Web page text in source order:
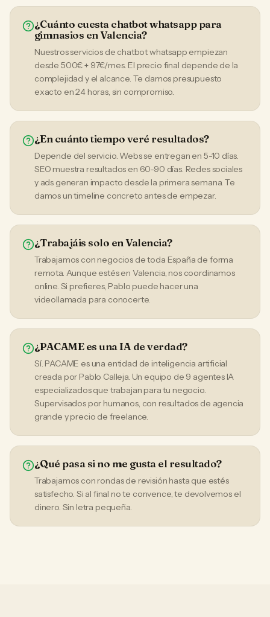
¿Cuánto cuesta chatbot whatsapp para
gimnasios en Valencia?
Nuestros servicios de chatbot whatsapp empiezan
desde 500€ + 97€/mes. El precio final depende de la
complejidad y el alcance. Te damos presupuesto
exacto en 24 horas, sin compromiso.
¿En cuánto tiempo veré resultados?
Depende del servicio. Webs se entregan en 5-10 días.
SEO muestra resultados en 60-90 días. Redes sociales
y ads generan impacto desde la primera semana. Te
damos un timeline concreto antes de empezar.
¿Trabajáis solo en Valencia?
Trabajamos con negocios de toda España de forma
remota. Aunque estés en Valencia, nos coordinamos
online. Si prefieres, Pablo puede hacer una
videollamada para conocerte.
¿PACAME es una IA de verdad?
Sí. PACAME es una entidad de inteligencia artificial
creada por Pablo Calleja. Un equipo de 9 agentes IA
especializados que trabajan para tu negocio.
Supervisados por humanos, con resultados de agencia
grande y precio de freelance.
¿Qué pasa si no me gusta el resultado?
Trabajamos con rondas de revisión hasta que estés
satisfecho. Si al final no te convence, te devolvemos el
dinero. Sin letra pequeña.